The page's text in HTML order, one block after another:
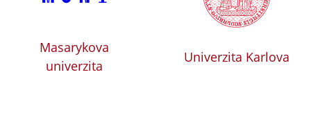
Masarykova
univerzita
Univerzita Karlova